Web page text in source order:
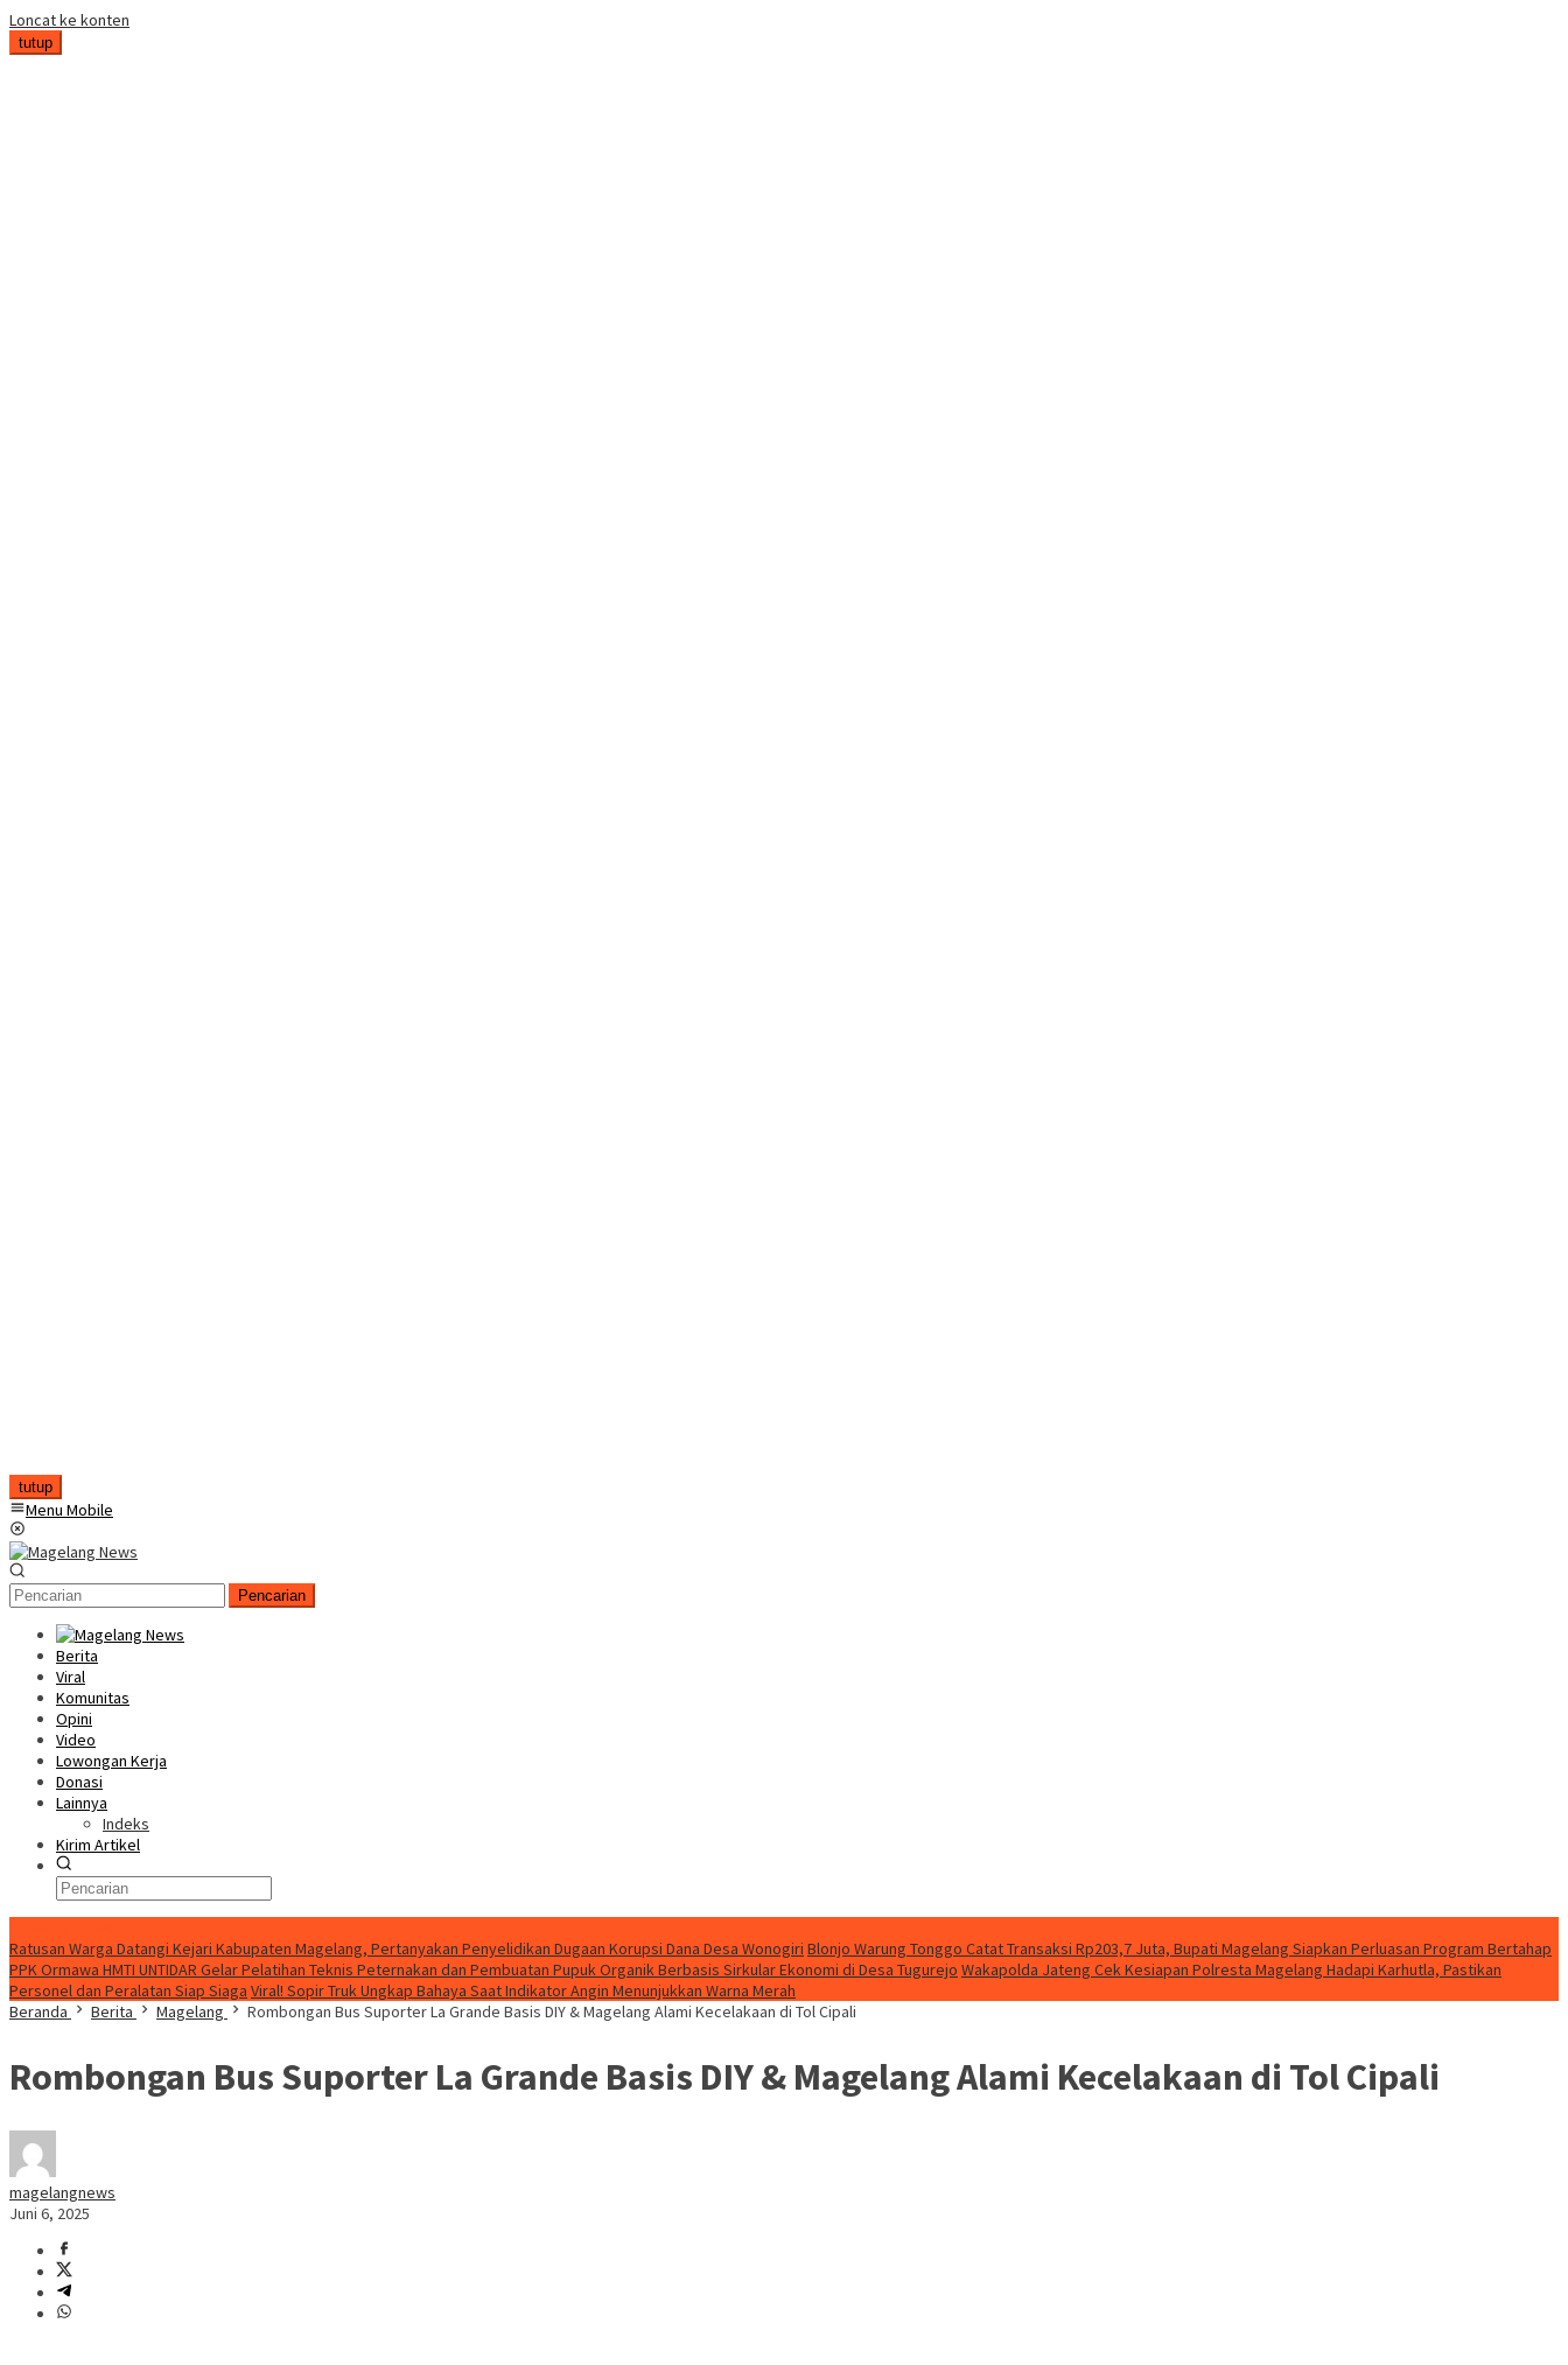
Loncat ke konten
tutup
tutup
Menu Mobile
Pencarian
Berita
Viral
Komunitas
Opini
Video
Lowongan Kerja
Donasi
Lainnya
Indeks
Kirim Artikel
Ratusan Warga Datangi Kejari Kabupaten Magelang, Pertanyakan Penyelidikan Dugaan Korupsi Dana Desa Wonogiri Blonjo Warung Tonggo Catat Transaksi Rp203,7 Juta, Bupati Magelang Siapkan Perluasan Program Bertahap
PPK Ormawa HMTI UNTIDAR Gelar Pelatihan Teknis Peternakan dan Pembuatan Pupuk Organik Berbasis Sirkular Ekonomi di Desa Tugurejo Wakapolda Jateng Cek Kesiapan Polresta Magelang Hadapi Karhutla, Pastikan
Personel dan Peralatan Siap Siaga Viral! Sopir Truk Ungkap Bahaya Saat Indikator Angin Menunjukkan Warna Merah
Beranda
Berita Magelang Rombongan Bus Suporter La Grande Basis DIY & Magelang Alami Kecelakaan di Tol Cipali
Rombongan Bus Suporter La Grande Basis DIY & Magelang Alami Kecelakaan di Tol Cipali
magelangnews
Juni 6, 2025